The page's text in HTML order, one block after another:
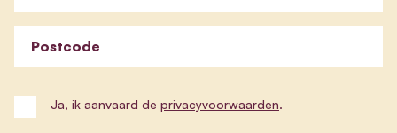
Postcode
Ja, ik aanvaard de privacyvoorwaarden.